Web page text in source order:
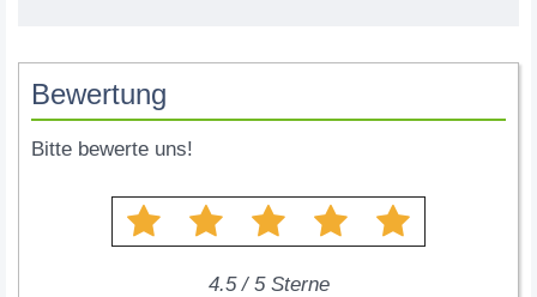
Bewertung
Bitte bewerte uns!
4.5/ 5Sterne